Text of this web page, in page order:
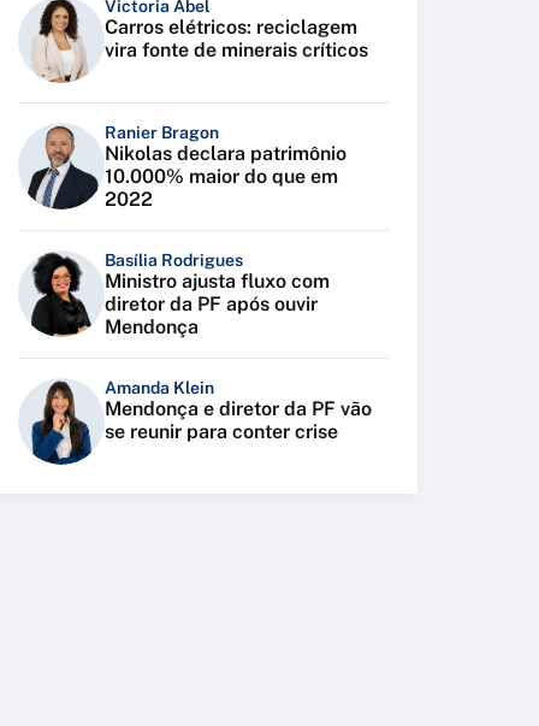
Victoria Abel
Carros elétricos: reciclagem
vira fonte de minerais críticos
Ranier Bragon
Nikolas declara patrimônio
10.000% maior do que em
2022
Basília Rodrigues
Ministro ajusta fluxo com
diretor da PF após ouvir
Mendonça
Amanda Klein
Mendonça e diretor da PF vão
se reunir para conter crise